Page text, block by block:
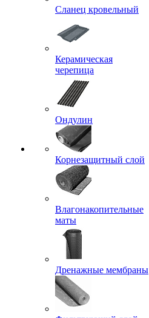
Сланец кровельный
Керамическая
черепица
Ондулин
Корнезащитный слой
Влагонакопительные
маты
Дренажные мембраны